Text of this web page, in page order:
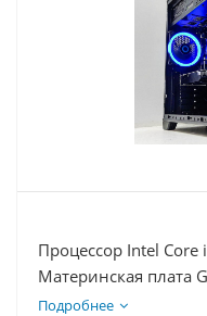
Процессор Intel Core
Материнская плата
RX 6700XT 12Гб,
Подробнее